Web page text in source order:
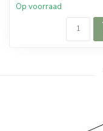
Op voorraad